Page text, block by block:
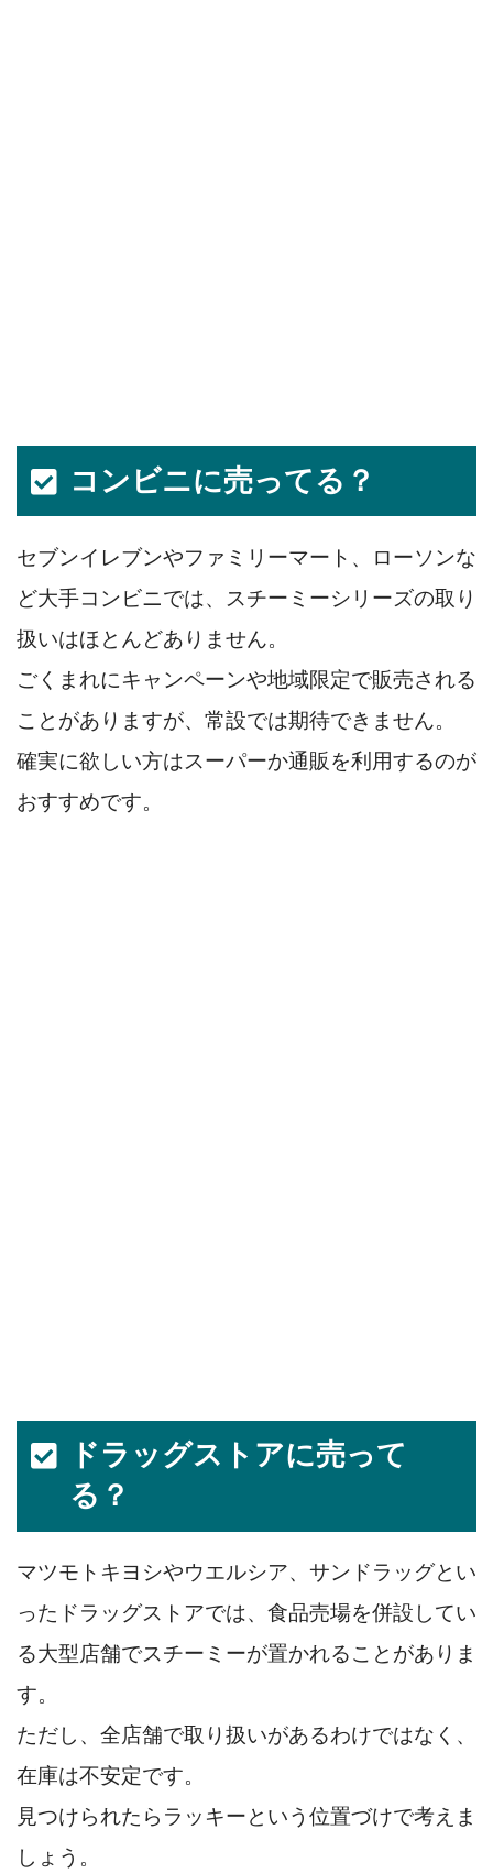
コンビニに売ってる？
セブンイレブンやファミリーマート、ローソンな
ど大手コンビニでは、スチーミーシリーズの取り
扱いはほとんどありません。
ごくまれにキャンペーンや地域限定で販売される
ことがありますが、常設では期待できません。
確実に欲しい方はスーパーか通販を利用するのが
おすすめです。
ドラッグストアに売って
る？
マツモトキヨシやウエルシア、サンドラッグとい
ったドラッグストアでは、食品売場を併設してい
る大型店舗でスチーミーが置かれることがありま
す。
ただし、全店舗で取り扱いがあるわけではなく、
在庫は不安定です。
見つけられたらラッキーという位置づけで考えま
しょう。